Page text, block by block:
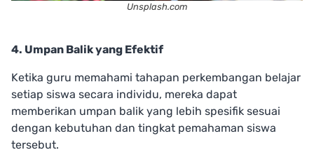
Unsplash.com
4. Umpan Balik yang Efektif
Ketika guru memahami tahapan perkembangan belajar
setiap siswa secara individu, mereka dapat
memberikan umpan balik yang lebih spesifik sesuai
dengan kebutuhan dan tingkat pemahaman siswa
tersebut.